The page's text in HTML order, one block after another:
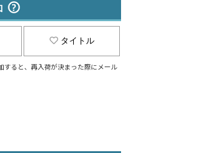
タイトル
ると、再入荷が決まった際にメール